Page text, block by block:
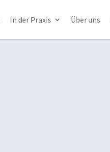
In der Praxis Über uns